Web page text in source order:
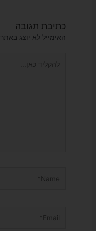
כתיבת תגובה
האימייל לא יוצג באתר.
כאן...